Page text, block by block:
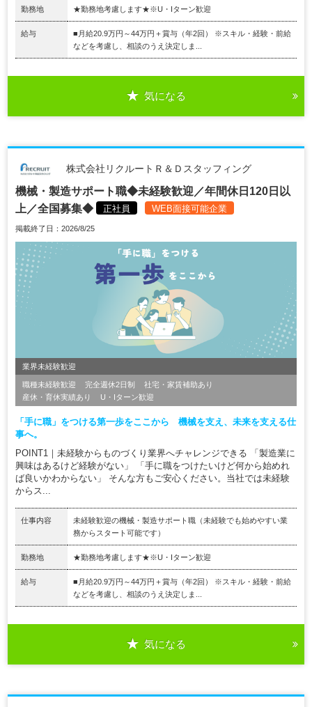
勤務地 ★勤務地考慮します★※U・Iターン歓迎
給与
■月給20.9万円～44万円＋賞与（年2回） ※スキル・経験・前給
などを考慮し、相談のうえ決定しま...
気になる
株式会社リクルートＲ＆Ｄスタッフィング
機械・製造サポート職◆未経験歓迎／年間休日120日以
上／全国募集◆
正社員 WEB面接可能企業
掲載終了日：2026/8/25
業界未経験歓迎
職種未経験歓迎 完全週休2日制
社宅・家賃補助あり
産休・育休実績あり
U・Iターン歓迎
「手に職」をつける第一歩をここから 機械を支え、未来を支える仕
事へ。
POINT1｜未経験からものづくり業界へチャレンジできる 「製造業に
興味はあるけど経験がない」 「手に職をつけたいけど何から始めれ
ば良いかわからない」 そんな方もご安心ください。当社では未経験
からス...
仕事内容
未経験歓迎の機械・製造サポート職（未経験でも始めやすい業
務からスタート可能です）
勤務地 ★勤務地考慮します★※U・Iターン歓迎
給与
■月給20.9万円～44万円＋賞与（年2回） ※スキル・経験・前給
などを考慮し、相談のうえ決定しま...
気になる